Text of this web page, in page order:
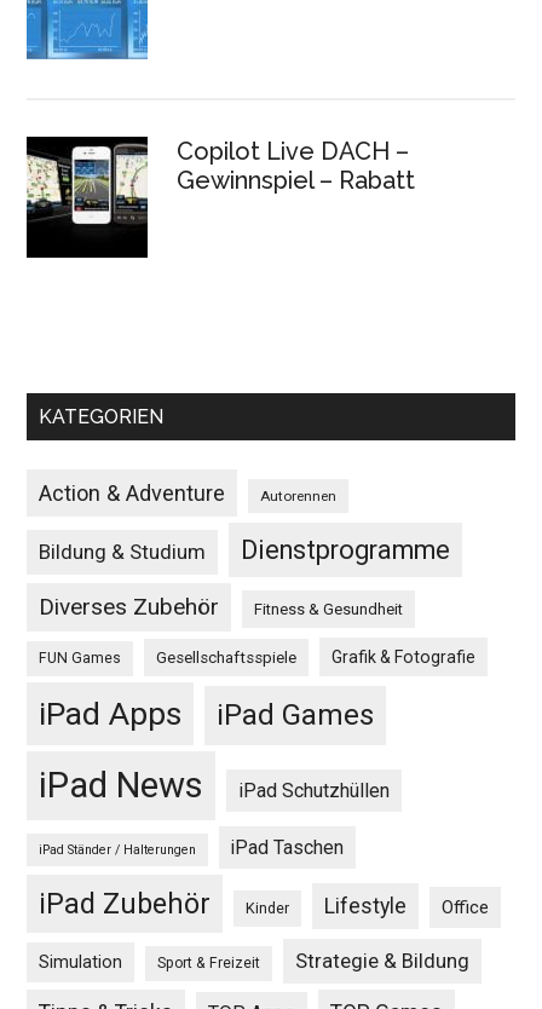
Copilot Live DACH –
Gewinnspiel – Rabatt
KATEGORIEN
Action & Adventure Autorennen
Bildung & Studium Dienstprogramme
Diverses Zubehör Fitness & Gesundheit
FUN Games Gesellschaftsspiele Grafik & Fotografie
iPad Apps iPad Games
iPad News iPad Schutzhüllen
iPad Ständer / Halterungen iPad Taschen
iPad Zubehör Kinder Lifestyle Office
Simulation Sport & Freizeit Strategie & Bildung